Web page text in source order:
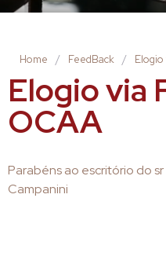
Home / FeedBack /
Elogio via
OCAA
Parabéns ao escritório do sr
Campanini